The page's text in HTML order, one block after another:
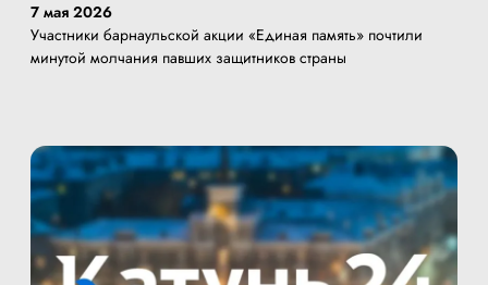
7 мая 2026
Участники барнаульской акции «Единая память» почтили
минутой молчания павших защитников страны